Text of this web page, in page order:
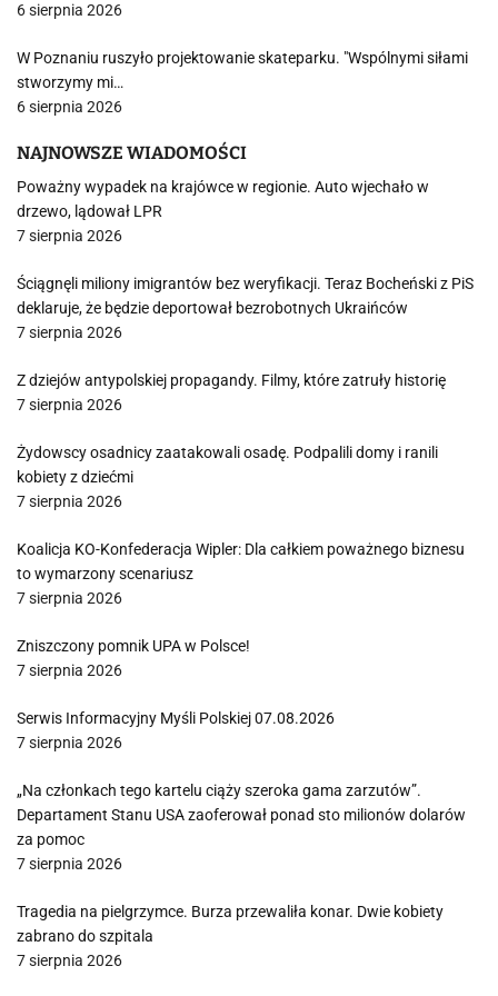
6 sierpnia 2026
W Poznaniu ruszyło projektowanie skateparku. "Wspólnymi siłami
stworzymy mi…
6 sierpnia 2026
NAJNOWSZE WIADOMOŚCI
Poważny wypadek na krajówce w regionie. Auto wjechało w
drzewo, lądował LPR
7 sierpnia 2026
Ściągnęli miliony imigrantów bez weryfikacji. Teraz Bocheński z PiS
deklaruje, że będzie deportował bezrobotnych Ukraińców
7 sierpnia 2026
Z dziejów antypolskiej propagandy. Filmy, które zatruły historię
7 sierpnia 2026
Żydowscy osadnicy zaatakowali osadę. Podpalili domy i ranili
kobiety z dziećmi
7 sierpnia 2026
Koalicja KO-Konfederacja Wipler: Dla całkiem poważnego biznesu
to wymarzony scenariusz
7 sierpnia 2026
Zniszczony pomnik UPA w Polsce!
7 sierpnia 2026
Serwis Informacyjny Myśli Polskiej 07.08.2026
7 sierpnia 2026
„Na członkach tego kartelu ciąży szeroka gama zarzutów”.
Departament Stanu USA zaoferował ponad sto milionów dolarów
za pomoc
7 sierpnia 2026
Tragedia na pielgrzymce. Burza przewaliła konar. Dwie kobiety
zabrano do szpitala
7 sierpnia 2026